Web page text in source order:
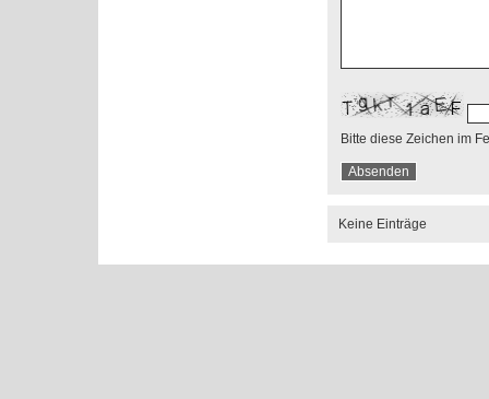
Bitte diese Zeichen im
Keine Einträge